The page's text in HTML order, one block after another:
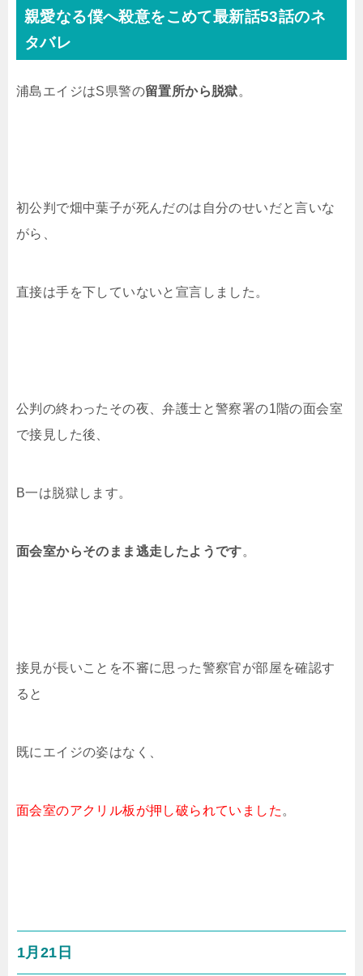
親愛なる僕へ殺意をこめて最新話53話のネ
タバレ
浦島エイジはS県警の留置所から脱獄。
初公判で畑中葉子が死んだのは自分のせいだと言いな
がら、
直接は手を下していないと宣言しました。
公判の終わったその夜、弁護士と警察署の1階の面会室
で接見した後、
B一は脱獄します。
面会室からそのまま逃走したようです。
接見が長いことを不審に思った警察官が部屋を確認す
ると
既にエイジの姿はなく、
面会室のアクリル板が押し破られていました 。
1月21日